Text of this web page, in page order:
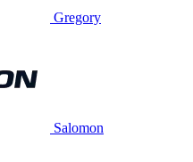
Gregory
Salomon